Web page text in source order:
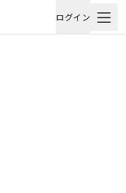
ログイン